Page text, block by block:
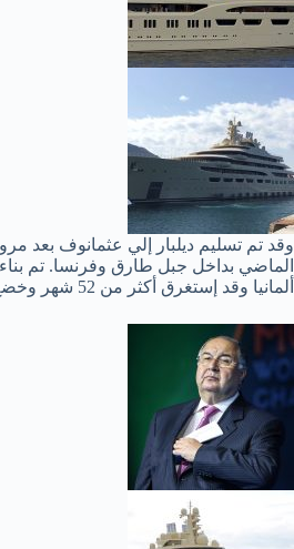
وقد تم تسليم ديلبار إلي عثمانوف بعد
الماضي بداخل جبل طارق وفرنسا. تم
ألمانيا وقد إستغرق أكثر من 52 شهر وخضع لمحاكمة بحرية في وقت سابق هذا العام .